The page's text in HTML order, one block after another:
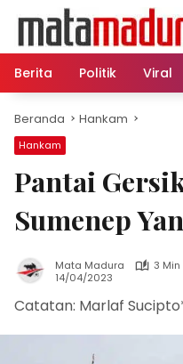
konten
Berita
Politik Viral
Beranda Hankam
Hankam
Pantai
Sumenep
Mata Madura
3 Min
14/04/2023
Catatan: Marlaf